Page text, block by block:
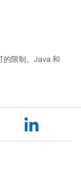
的限制。Java 和